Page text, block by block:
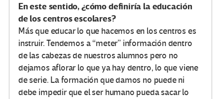
En este sentido, ¿cómo definiría la educación
de los centros escolares?
Más que educar lo que hacemos en los centros es
instruir. Tendemos a “meter” información dentro
de las cabezas de nuestros alumnos pero no
dejamos aflorar lo que ya hay dentro, lo que viene
de serie. La formación que damos no puede ni
debe impedir que el ser humano pueda sacar lo